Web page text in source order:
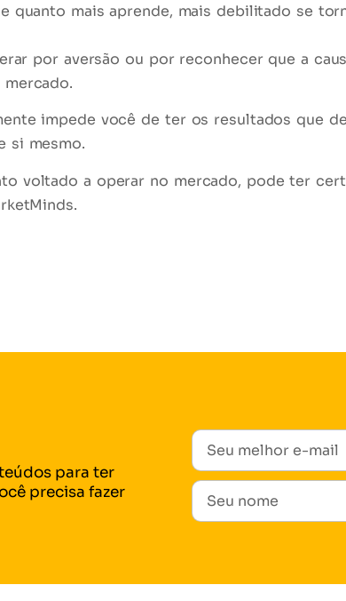
quanto mais aprende, mais debilitado se
por aversão ou por reconhecer que a
impede você de ter os resultados que
si mesmo.
voltado a operar no mercado, pode ter
para ter
precisa fazer